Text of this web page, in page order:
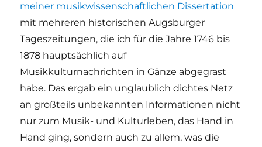
meiner musikwissenschaftlichen Dissertation
mit mehreren historischen Augsburger
Tageszeitungen, die ich für die Jahre 1746 bis
1878 hauptsächlich auf
Musikkulturnachrichten in Gänze abgegrast
habe. Das ergab ein unglaublich dichtes Netz
an großteils unbekannten Informationen nicht
nur zum Musik- und Kulturleben, das Hand in
Hand ging, sondern auch zu allem, was die